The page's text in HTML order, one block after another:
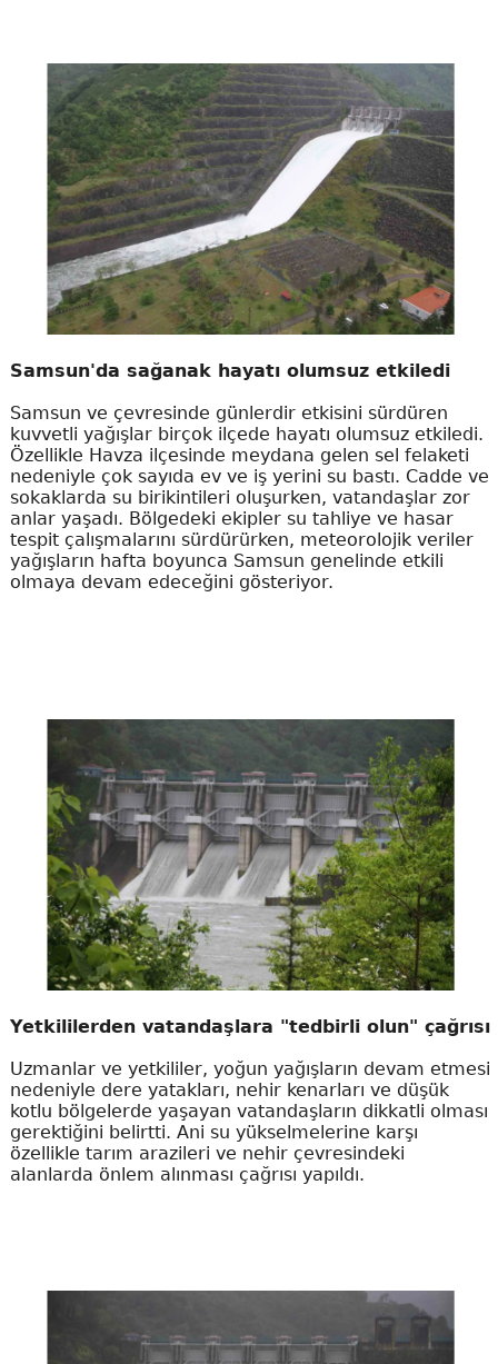
Samsun'da sağanak hayatı olumsuz etkiledi
Samsun ve çevresinde günlerdir etkisini sürdüren
kuvvetli yağışlar birçok ilçede hayatı olumsuz etkiledi.
Özellikle Havza ilçesinde meydana gelen sel felaketi
nedeniyle çok sayıda ev ve iş yerini su bastı. Cadde ve
sokaklarda su birikintileri oluşurken, vatandaşlar zor
anlar yaşadı. Bölgedeki ekipler su tahliye ve hasar
tespit çalışmalarını sürdürürken, meteorolojik veriler
yağışların hafta boyunca Samsun genelinde etkili
olmaya devam edeceğini gösteriyor.
Yetkililerden vatandaşlara "tedbirli olun" çağrısı
Uzmanlar ve yetkililer, yoğun yağışların devam etmesi
nedeniyle dere yatakları, nehir kenarları ve düşük
kotlu bölgelerde yaşayan vatandaşların dikkatli olması
gerektiğini belirtti. Ani su yükselmelerine karşı
özellikle tarım arazileri ve nehir çevresindeki
alanlarda önlem alınması çağrısı yapıldı.